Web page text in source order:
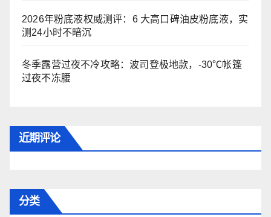
2026年粉底液权威测评：6 大高口碑油皮粉底液，实
测24小时不暗沉
冬季露营过夜不冷攻略：波司登极地款，-30℃帐篷
过夜不冻腰
近期评论
分类